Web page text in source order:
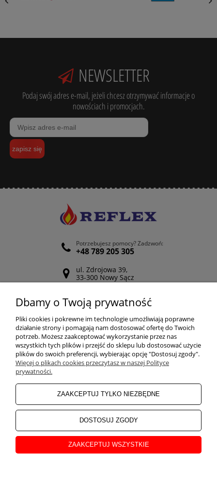
NEWSLETTER
Podaj swój adres e-mail, jeżeli chcesz otrzymywać informacje o
nowościach i promocjach.
zapisz się
Potrzebujesz pomocy? Zadzwoń:
+48 789 205 305
ul. Zdrojowa 39,
33-300 Nowy Sącz
Odwiedź nasz Facebook
POMOC
ZAKUPY
MOJE KONTO
INFORMACJE
O NAS
Dbamy o Twoją prywatność
Pliki cookies i pokrewne im technologie umożliwiają poprawne
działanie strony i pomagają nam dostosować ofertę do Twoich
potrzeb. Możesz zaakceptować wykorzystanie przez nas
wszystkich tych plików i przejść do sklepu lub dostosować użycie
plików do swoich preferencji, wybierając opcję "Dostosuj zgody".
Więcej o plikach cookies przeczytasz w naszej Polityce
prywatności.
ZAAKCEPTUJ TYLKO NIEZBĘDNE
DOSTOSUJ ZGODY
ZAAKCEPTUJ WSZYSTKIE